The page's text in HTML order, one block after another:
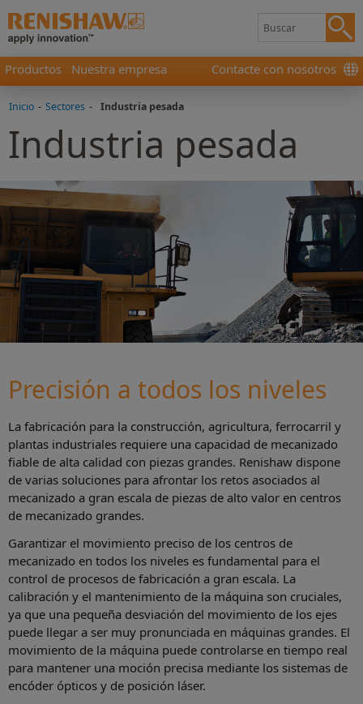
Productos Nuestra empresa Contacte con nosotros
Inicio - Sectores - Industria pesada
Industria pesada
Precisión a todos los niveles
La fabricación para la construcción, agricultura, ferrocarril y
plantas industriales requiere una capacidad de mecanizado
fiable de alta calidad con piezas grandes. Renishaw dispone
de varias soluciones para afrontar los retos asociados al
mecanizado a gran escala de piezas de alto valor en centros
de mecanizado grandes.
Garantizar el movimiento preciso de los centros de
mecanizado en todos los niveles es fundamental para el
control de procesos de fabricación a gran escala. La
calibración y el mantenimiento de la máquina son cruciales,
ya que una pequeña desviación del movimiento de los ejes
puede llegar a ser muy pronunciada en máquinas grandes. El
movimiento de la máquina puede controlarse en tiempo real
para mantener una moción precisa mediante los sistemas de
encóder ópticos y de posición láser.